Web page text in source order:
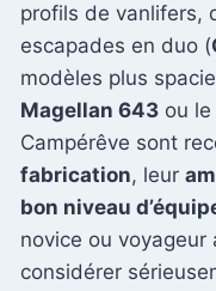
profils de vanlifers,
escapades en duo (
modèles plus
Magellan 643 ou le
Campérêve sont
fabrication, leur
bon niveau
novice ou voyageur
considérer